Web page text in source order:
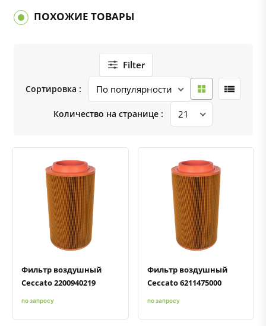
ПОХОЖИЕ ТОВАРЫ
Filter
Сортировка :
Количество на странице :
Быстрый просмотрДобавить к сравнению
Добавить в избранное
Фильтр воздушный
Ceccato 2200940219
по запросу
Быстрый просмотрДобавить к сравнению
Добавить в избранное
Фильтр воздушный
Ceccato 6211475000
по запросу